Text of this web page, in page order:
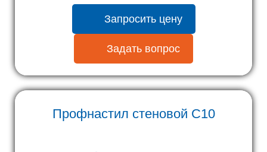
Запросить цену
Задать вопрос
Профнастил стеновой С10